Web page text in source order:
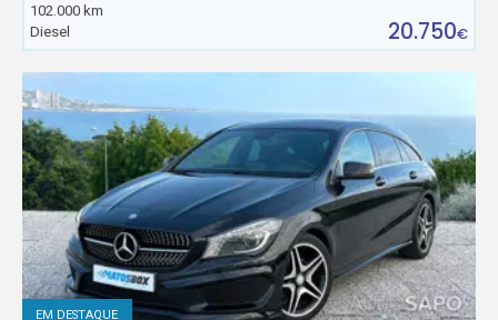
102.000 km
Diesel
20.750€
EM DESTAQUE